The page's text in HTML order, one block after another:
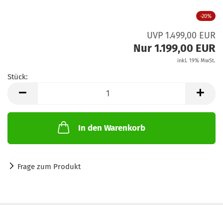
-20%
UVP 1.499,00 EUR
Nur 1.199,00 EUR
inkl. 19% MwSt.
Stück:
In den Warenkorb
Frage zum Produkt